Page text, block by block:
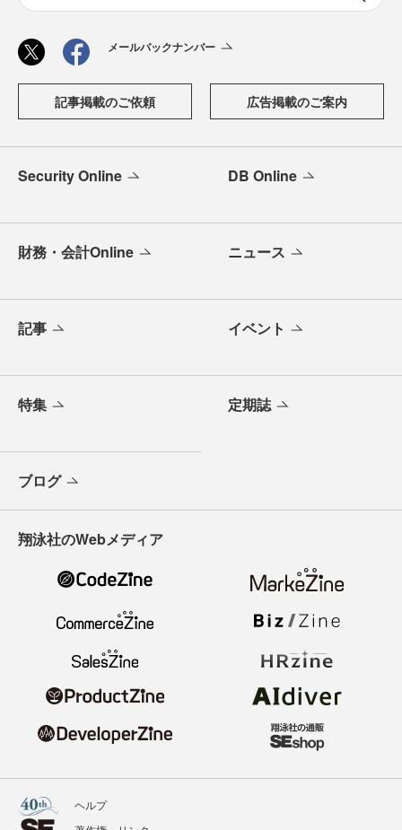
メールバックナンバー
記事掲載のご依頼 広告掲載のご案内
Security Online DB Online
財務・会計Online ニュース
記事 イベント
特集 定期誌
ブログ
翔泳社のWebメディア
ヘルプ